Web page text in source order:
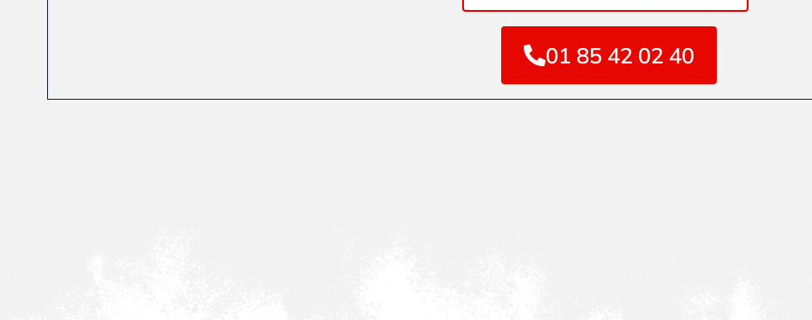
01 85 42 02 40